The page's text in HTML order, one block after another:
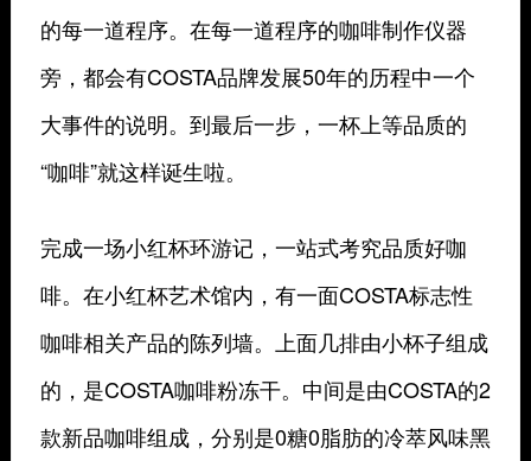
的每一道程序。在每一道程序的咖啡制作仪器
旁，都会有COSTA品牌发展50年的历程中一个
大事件的说明。到最后一步，一杯上等品质的
“咖啡”就这样诞生啦。
完成一场小红杯环游记，一站式考究品质好咖
啡。在小红杯艺术馆内，有一面COSTA标志性
咖啡相关产品的陈列墙。上面几排由小杯子组成
的，是COSTA咖啡粉冻干。中间是由COSTA的2
款新品咖啡组成，分别是0糖0脂肪的冷萃风味黑